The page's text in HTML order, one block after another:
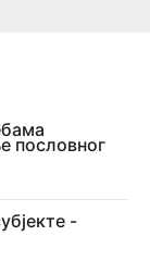
пословног
-